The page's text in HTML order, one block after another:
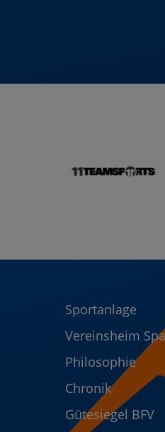
Sportanlage
Vereinsheim
Philosophie
Chronik
Gütesiegel BFV